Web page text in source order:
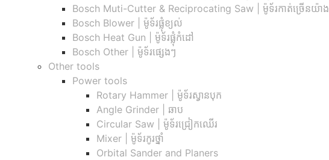
Bosch Muti-Cutter & Reciprocating Saw​ | ម៉ូទ័រកាត់ច្រើនយ៉ាង
Bosch Blower | ម៉ូទ័រផ្លុំខ្យល់
Bosch Heat Gun | ម៉ូទ័រផ្លុំកំដៅ
Bosch Other | ម៉ូទ័រផ្សេងៗ
Other tools
Power tools
Rotary Hammer | ម៉ូទ័រស្វានបុក
Angle Grinder | ឆាប
Circular Saw​ | ម៉ូទ័រជ្រៀកឈើរ
Mixer | ម៉ូទ័រកូរថ្នាំ
Orbital Sander and Planers